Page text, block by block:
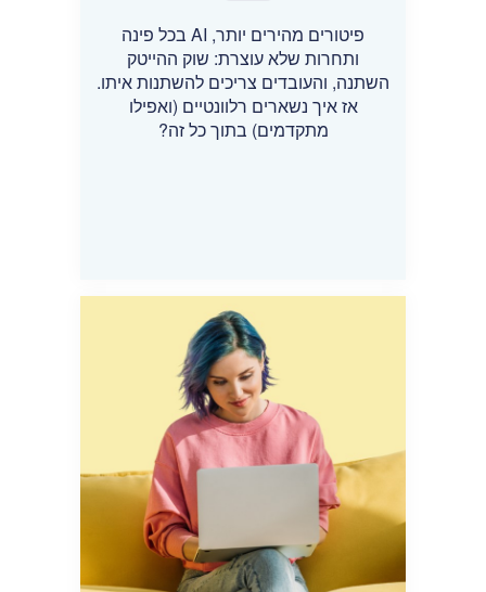
פיטורים מהירים יותר, AI בכל פינה
ותחרות שלא עוצרת: שוק ההייטק
השתנה, והעובדים צריכים להשתנות איתו.
אז איך נשארים רלוונטיים (ואפילו
מתקדמים) בתוך כל זה?